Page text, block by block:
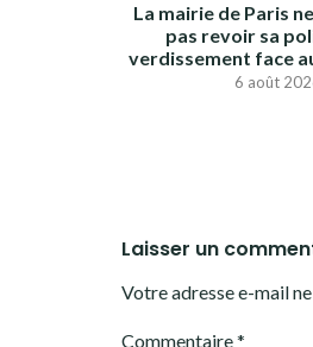
La mairie de Paris
pas revoir sa
verdissement face
6 août
Laisser un
Votre adresse e-mail
Commentaire*